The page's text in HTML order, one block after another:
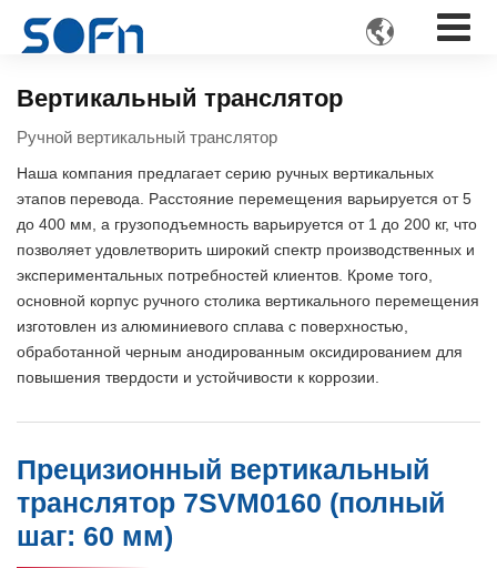

Вертикальный транслятор
Ручной вертикальный транслятор
Наша компания предлагает серию ручных вертикальных
этапов перевода. Расстояние перемещения варьируется от 5
до 400 мм, а грузоподъемность варьируется от 1 до 200 кг, что
позволяет удовлетворить широкий спектр производственных и
экспериментальных потребностей клиентов. Кроме того,
основной корпус ручного столика вертикального перемещения
изготовлен из алюминиевого сплава с поверхностью,
обработанной черным анодированным оксидированием для
повышения твердости и устойчивости к коррозии.
Прецизионный вертикальный
транслятор 7SVM0160 (полный
шаг: 60 мм)